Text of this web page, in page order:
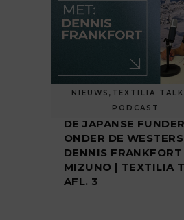
NIEUWS , TEXTILIA
PODCAST
DE JAPANSE
ONDER DE
DENNIS FRANKFORT
MIZUNO | TEXTILIA
AFL. 3